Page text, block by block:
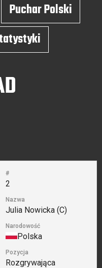
Puchar Polski
#
2
Nazwa
Julia Nowicka (C)
Narodowość
Polska
Pozycja
Rozgrywająca